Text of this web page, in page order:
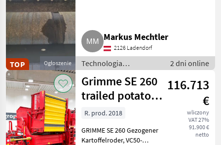
Ogłoszenie
TOP
Markus Mechtler
2126 Ladendorf
Technologia
ziemniaczana / Inne
rozwiązania
technologiczne dla
ziemniaków
2 dni online
Grimme SE 260
trailed potato
harvester, C50
116.713
€
wliczony
VAT 27%
91.900 €
netto
R. prod. 2018
GRIMME SE 260 Gezogener
Kartoffelroder, VC50-